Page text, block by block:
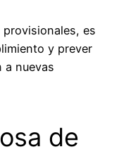
es
y prever
a nuevas
de